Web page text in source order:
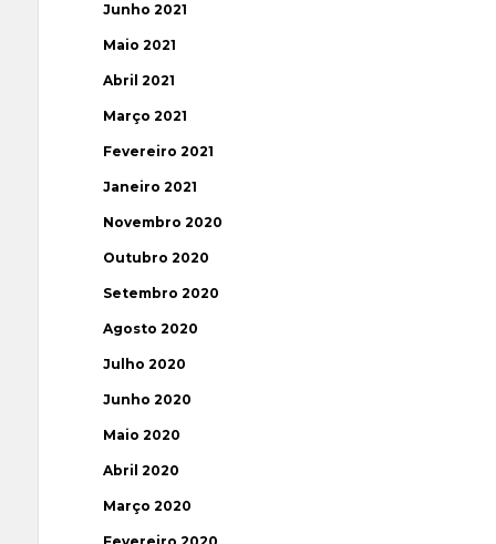
Junho 2021
Maio 2021
Abril 2021
Março 2021
Fevereiro 2021
Janeiro 2021
Novembro 2020
Outubro 2020
Setembro 2020
Agosto 2020
Julho 2020
Junho 2020
Maio 2020
Abril 2020
Março 2020